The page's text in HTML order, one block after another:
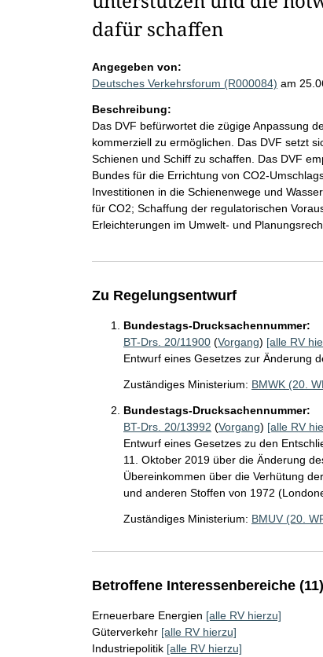
dafür schaffen
Angegeben von:
Deutsches Verkehrsforum (R000084) am
Beschreibung:
Das DVF befürwortet die zügige Anpassung
kommerziell zu ermöglichen. Das DVF setzt
Schienen und Schiff zu schaffen. Das DVF
Bundes für die Errichtung von CO2-
Investitionen in die Schienenwege und
für CO2; Schaffung der regulatorischen
Erleichterungen im Umwelt- und
Zu Regelungsentwurf
Bundestags-Drucksachennummer:
BT-Drs. 20/11900(Vorgang) [alle RV
Entwurf eines Gesetzes zur Änderung
Zuständiges Ministerium: BMWK (20.
Bundestags-Drucksachennummer:
BT-Drs. 20/13992 (Vorgang) [alle RV
Entwurf eines Gesetzes zu den
11. Oktober 2019 über die Änderung
Übereinkommen über die Verhütung
und anderen Stoffen von 1972
Zuständiges Ministerium: BMUV (20.
Betroffene Interessenbereiche (11)
Erneuerbare Energien [alle RV hierzu]
Güterverkehr [alle RV hierzu]
Industriepolitik [alle RV hierzu]